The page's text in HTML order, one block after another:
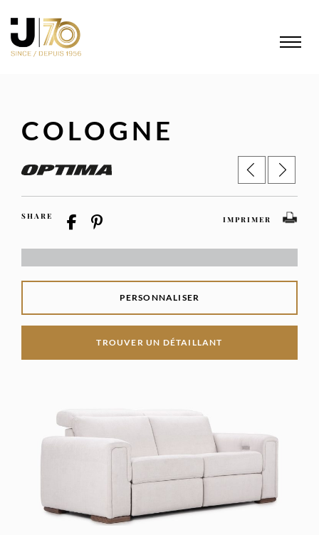
COLOGNE
SHARE IMPRIMER
PERSONNALISER
TROUVER UN DÉTAILLANT